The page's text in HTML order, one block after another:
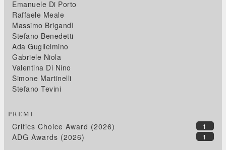
Emanuele Di Porto
Raffaele Meale
Massimo Brigandì
Stefano Benedetti
Ada Guglielmino
Gabriele Niola
Valentina Di Nino
Simone Martinelli
Stefano Tevini
PREMI
1
Critics Choice Award (2026)
1
ADG Awards (2026)